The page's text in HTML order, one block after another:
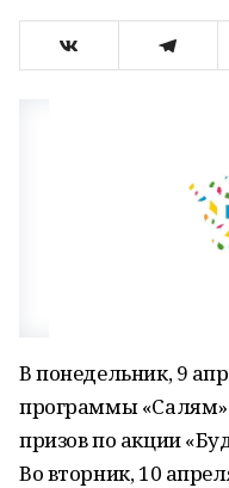
В понедельник, 9
программы
призов по акции
Во вторник, 10